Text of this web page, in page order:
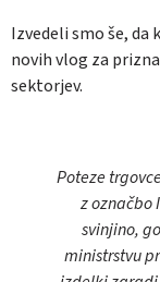
Izvedeli smo še,
novih vlog za
sektorjev.
Poteze
z označbo
svinjino,
ministrstvu